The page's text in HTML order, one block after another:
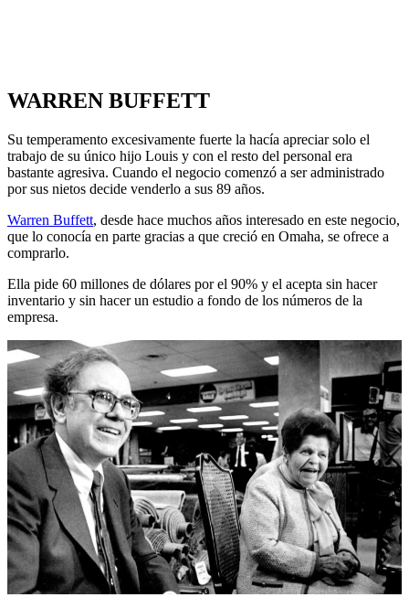
WARREN BUFFETT
Su temperamento excesivamente fuerte la hacía apreciar solo el
trabajo de su único hijo Louis y con el resto del personal era
bastante agresiva. Cuando el negocio comenzó a ser administrado
por sus nietos decide venderlo a sus 89 años.
Warren Buffett, desde hace muchos años interesado en este negocio,
que lo conocía en parte gracias a que creció en Omaha, se ofrece a
comprarlo.
Ella pide 60 millones de dólares por el 90% y el acepta sin hacer
inventario y sin hacer un estudio a fondo de los números de la
empresa.